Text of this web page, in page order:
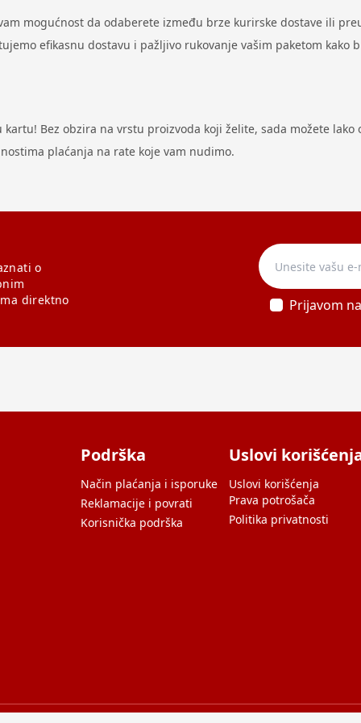
mogućnost da odaberete između brze kurirske dostave ili
efikasnu dostavu i pažljivo rukovanje vašim paketom kako
Bez obzira na vrstu proizvoda koji želite, sada možete
plaćanja na rate koje vam nudimo.
o
direktno
Prijavom
Podrška
Način plaćanja i isporuke
Reklamacije i povrati
Korisnička podrška
Uslovi
Uslovi korišćenja
Prava potrošača
Politika privatnosti